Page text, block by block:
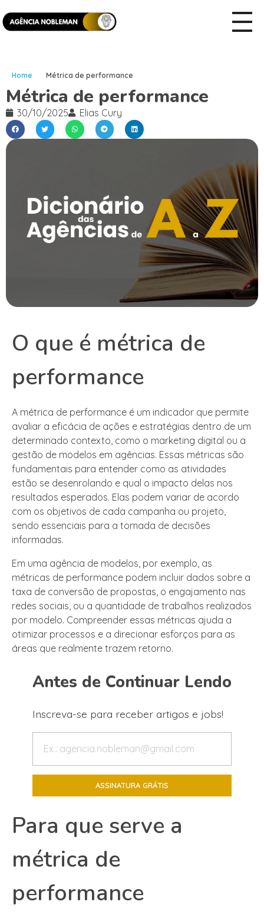
Home Métrica de performance
Métrica de performance
30/10/2025 Elias Cury
O que é métrica de
performance
A métrica de performance é um indicador que permite
avaliar a eficácia de ações e estratégias dentro de um
determinado contexto, como o marketing digital ou a
gestão de modelos em agências. Essas métricas são
fundamentais para entender como as atividades
estão se desenrolando e qual o impacto delas nos
resultados esperados. Elas podem variar de acordo
com os objetivos de cada campanha ou projeto,
sendo essenciais para a tomada de decisões
informadas.
Em uma agência de modelos, por exemplo, as
métricas de performance podem incluir dados sobre a
taxa de conversão de propostas, o engajamento nas
redes sociais, ou a quantidade de trabalhos realizados
por modelo. Compreender essas métricas ajuda a
otimizar processos e a direcionar esforços para as
áreas que realmente trazem retorno.
Antes de Continuar Lendo
Inscreva-se para receber artigos e jobs!
Para que serve a
métrica de
performance